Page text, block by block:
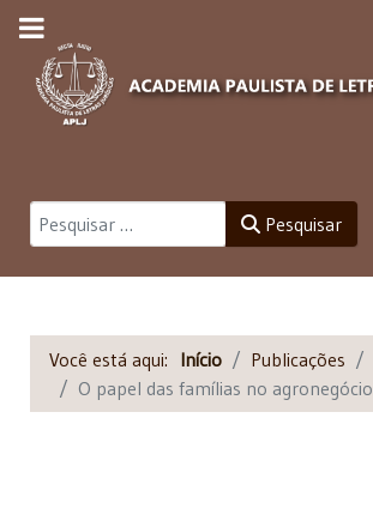
Pesquisar Pesquisar
Você está aqui: Início Publicações
O papel das famílias no agronegócio